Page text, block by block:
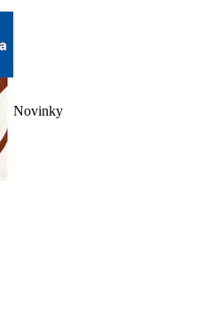
Novinky